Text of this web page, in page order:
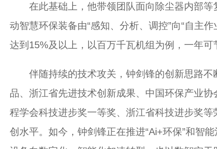
在此基础上，他带领团队面向除尘器内部等
动智慧环保装备由“感知、分析、调控”向“自主
达到15%及以上，以百万千瓦机组为例，一年可
伴随持续的技术攻关，钟剑锋的创新思路不
品、浙江省先进技术创新成果、中国环保产业
程学会科技进步奖一等奖、浙江省科技进步奖
创水平。如今，钟剑锋正在推进“Ai+环保”和智